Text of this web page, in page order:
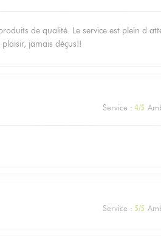
de qualité. Le service est plein d
jamais déçus!!
Service : 4/5
Service : 5/5